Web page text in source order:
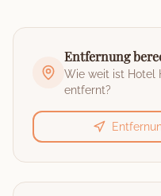
Entfernung
Wie weit ist Hotel
entfernt?